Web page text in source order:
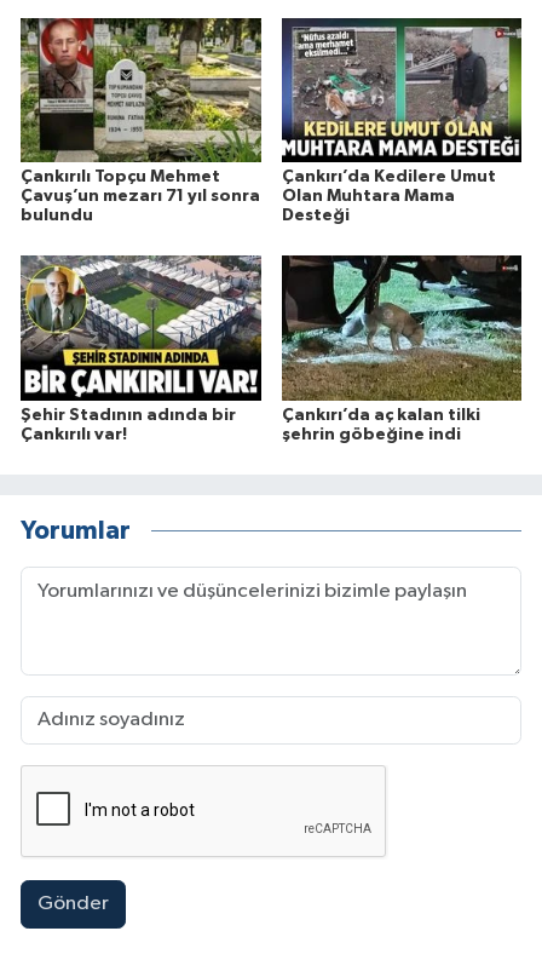
Çankırılı Topçu Mehmet
Çavuş’un mezarı 71 yıl sonra
bulundu
Çankırı’da Kedilere Umut
Olan Muhtara Mama
Desteği
Şehir Stadının adında bir
Çankırılı var!
Çankırı’da aç kalan tilki
şehrin göbeğine indi
Yorumlar
Gönder